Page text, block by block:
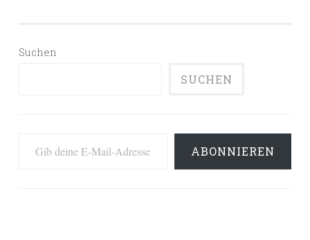
Suchen
SUCHEN
ABONNIEREN